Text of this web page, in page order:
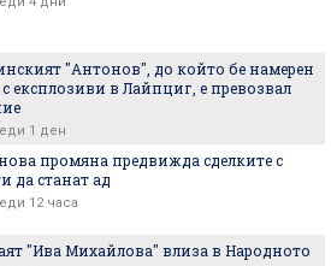
"Антонов", до който бе намерен
експлозиви в Лайпциг, е превозвал
1 ден
промяна предвижда сделките с
да станат ад
12 часа
"Ива Михайлова" влиза в Народното